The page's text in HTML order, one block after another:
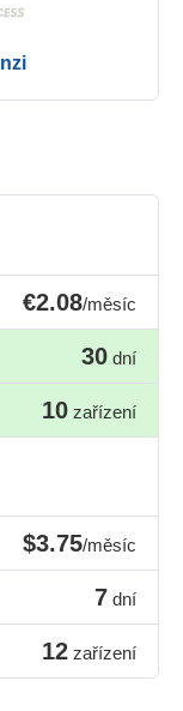
€2.08/měsíc
30 dní
10 zařízení
$3.75/měsíc
7 dní
12 zařízení